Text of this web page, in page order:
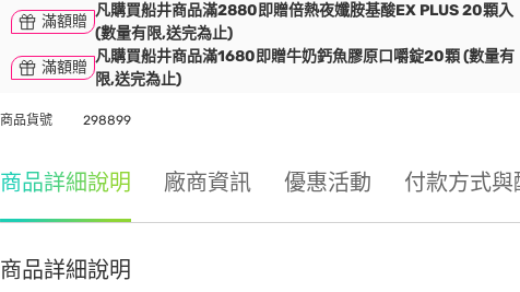
滿額贈
凡購買船井商品滿2880即贈倍熱夜孅胺基酸EX PLUS 20顆入
(數量有限,送完為止)
滿額贈
凡購買船井商品滿1680即贈牛奶鈣魚膠原口嚼錠20顆 (數量有
限,送完為止)
商品貨號 298899
商品詳細說明 廠商資訊 優惠活動 付款方式
商品詳細說明